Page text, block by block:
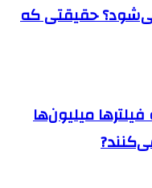
می‌شود؟ حقیقتی که
میلیون‌ها